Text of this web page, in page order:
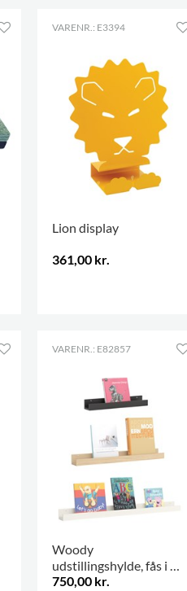
VARENR.: E3394
Lion display
361,00 kr.
VARENR.: E82857
Woody
udstillingshylde, fås i 3
størrelser
750,00 kr.